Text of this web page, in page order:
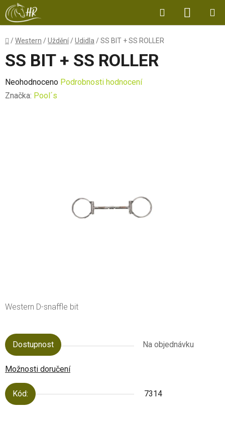
Přejít
na
obsah
Hledat
KOŠÍK
Domů
/Western /Uždění /Udidla /SS BIT + SS ROLLER
Western D-snaffle bit
Dostupnost Na objednávku
Možnosti doručení
Kód: 7314
SS BIT + SS ROLLER
Průměrné
hodnocení
Neohodnoceno Podrobnosti hodnocení
Značka: Pool´s